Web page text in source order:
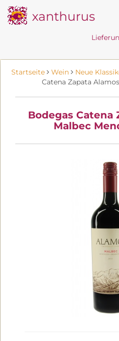
xanthurus
Startseite Wein Neue
Catena Zapata
Bodegas Catena
Malbec